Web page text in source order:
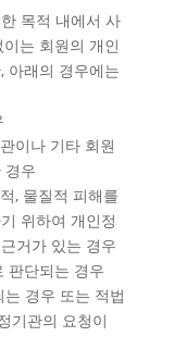
목적 내에서 사
는 회원의 개인
아래의 경우에는
이나 기타 회원
경우
, 물질적 피해를
위하여 개인정
거가 있는 경우
판단되는 경우
경우 또는 적법
기관의 요청이